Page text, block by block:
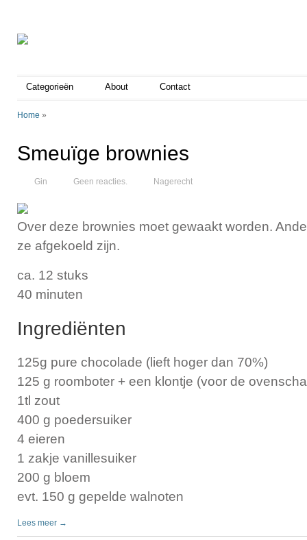
Categorieën About Contact
Home »
Smeuïge brownies
Gin Geen reacties. Nagerecht
Over deze brownies moet gewaakt worden.
ze afgekoeld zijn.
ca. 12 stuks
40 minuten
Ingrediënten
125g pure chocolade (lieft hoger dan 70%)
125 g roomboter + een klontje (voor de
1tl zout
400 g poedersuiker
4 eieren
1 zakje vanillesuiker
200 g bloem
evt. 150 g gepelde walnoten
Lees meer →